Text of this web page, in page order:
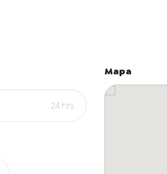
24 hrs
Mapa